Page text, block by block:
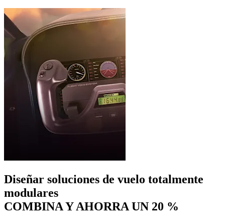
Diseñar soluciones de vuelo totalmente
modulares
COMBINA Y AHORRA UN 20 %